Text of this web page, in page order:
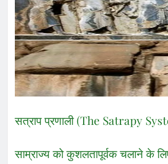
सत्राप प्रणाली (The Satrapy
साम्राज्य को कुशलतापूर्वक चलाने के